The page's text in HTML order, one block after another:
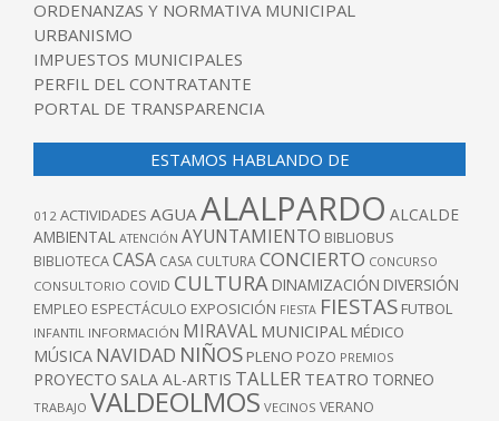
ORDENANZAS Y NORMATIVA MUNICIPAL
URBANISMO
IMPUESTOS MUNICIPALES
PERFIL DEL CONTRATANTE
PORTAL DE TRANSPARENCIA
ESTAMOS HABLANDO DE
012 ACTIVIDADES AGUAALALPARDO ALCALDE
AMBIENTAL ATENCIÓN AYUNTAMIENTO BIBLIOBUS
BIBLIOTECACASA CASA CULTURACONCIERTO CONCURSO
CONSULTORIO COVID CULTURA DINAMIZACIÓN DIVERSIÓN
EMPLEO ESPECTÁCULO EXPOSICIÓN FIESTA FIESTAS FUTBOL
INFANTIL INFORMACIÓN MIRAVAL MUNICIPAL MÉDICO
MÚSICA NAVIDAD NIÑOS PLENO POZO PREMIOS
PROYECTO SALA AL-ARTIS TALLER TEATRO TORNEO
TRABAJO VALDEOLMOS VECINOS VERANO